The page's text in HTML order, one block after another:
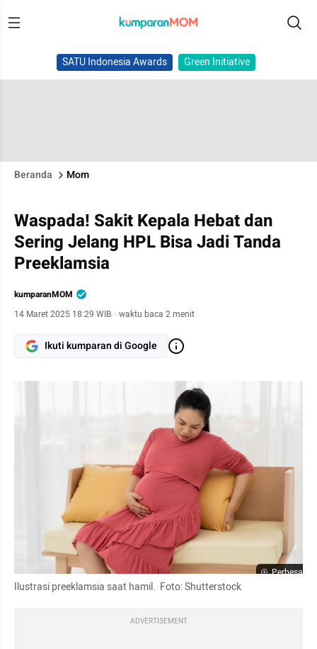
SATU Indonesia Awards Green Initiative
Beranda Mom
Waspada! Sakit Kepala Hebat dan
Sering Jelang HPL Bisa Jadi Tanda
Preeklamsia
kumparanMOM
14 Maret 2025 18:29 WIB · waktu baca 2 menit
Ikuti kumparan di Google
Perbesar
Ilustrasi preeklamsia saat hamil.  Foto: Shutterstock
ADVERTISEMENT